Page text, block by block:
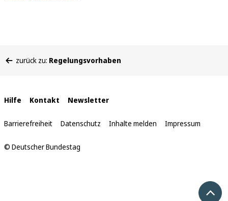
befinden
zurück zu: Regelungsvorhaben
Interne
Links
Hilfe Kontakt Newsletter
Barrierefreiheit Datenschutz Inhalte melden Impressum
© Deutscher Bundestag